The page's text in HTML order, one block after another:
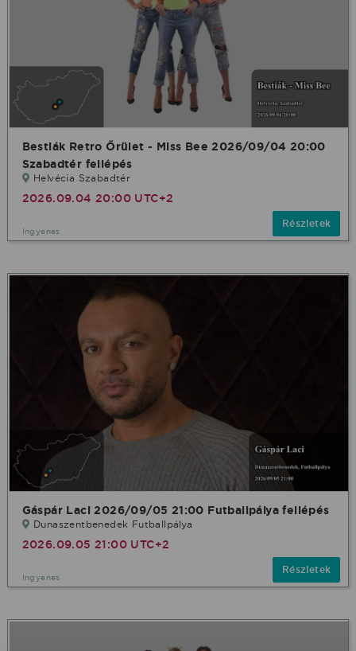
Bestiák Retro Őrület - Miss Bee 2026/09/04 20:00
Szabadtér fellépés
Helvécia Szabadtér
2026.09.04 20:00 UTC+2
Ingyenes
Részletek
Gáspár Laci 2026/09/05 21:00 Futballpálya fellépés
Dunaszentbenedek Futballpálya
2026.09.05 21:00 UTC+2
Ingyenes
Részletek